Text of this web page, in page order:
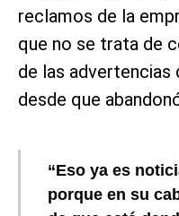
reclamos de la
que no se trata de
de las advertencias
desde que
“Eso ya es
porque en su